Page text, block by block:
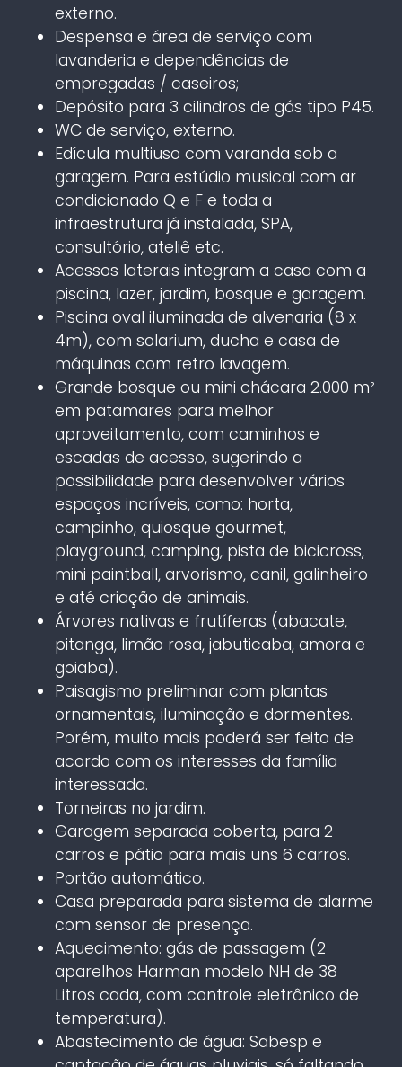
externo.
Despensa e área de serviço com
lavanderia e dependências de
empregadas / caseiros;
Depósito para 3 cilindros de gás tipo P45.
WC de serviço, externo.
Edícula multiuso com varanda sob a
garagem. Para estúdio musical com ar
condicionado Q e F e toda a
infraestrutura já instalada, SPA,
consultório, ateliê etc.
Acessos laterais integram a casa com a
piscina, lazer, jardim, bosque e garagem.
Piscina oval iluminada de alvenaria (8 x
4m), com solarium, ducha e casa de
máquinas com retro lavagem.
Grande bosque ou mini chácara 2.000 m²
em patamares para melhor
aproveitamento, com caminhos e
escadas de acesso, sugerindo a
possibilidade para desenvolver vários
espaços incríveis, como: horta,
campinho, quiosque gourmet,
playground, camping, pista de bicicross,
mini paintball, arvorismo, canil, galinheiro
e até criação de animais.
Árvores nativas e frutíferas (abacate,
pitanga, limão rosa, jabuticaba, amora e
goiaba).
Paisagismo preliminar com plantas
ornamentais, iluminação e dormentes.
Porém, muito mais poderá ser feito de
acordo com os interesses da família
interessada.
Torneiras no jardim.
Garagem separada coberta, para 2
carros e pátio para mais uns 6 carros.
Portão automático.
Casa preparada para sistema de alarme
com sensor de presença.
Aquecimento: gás de passagem (2
aparelhos Harman modelo NH de 38
Litros cada, com controle eletrônico de
temperatura).
Abastecimento de água: Sabesp e